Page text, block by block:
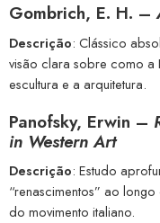
Gombrich, E. H. –
Descrição: Clássico
visão clara sobre como a
escultura e a arquitetura.
Panofsky, Erwin –
in Western Art
Descrição: Estudo
“renascimentos” ao
do movimento italiano.